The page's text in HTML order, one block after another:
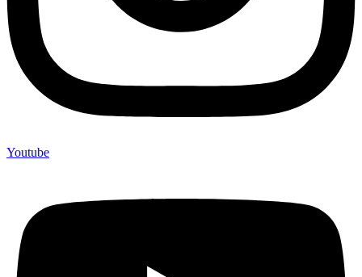
Youtube